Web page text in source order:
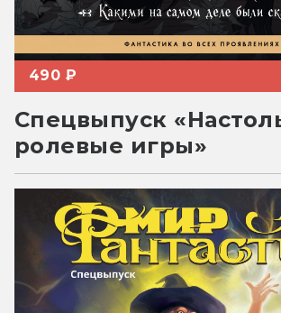
490 ₽
Спецвыпуск
ролевые игры»